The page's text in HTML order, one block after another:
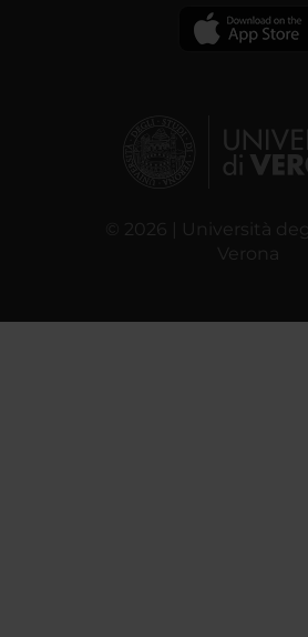
© 2026 | Università
Verona